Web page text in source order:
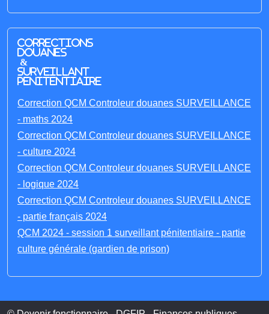
Corrections
Douanes
&
Surveillant
penitentiaire
Correction QCM Controleur douanes SURVEILLANCE
- maths 2024
Correction QCM Controleur douanes SURVEILLANCE
- culture 2024
Correction QCM Controleur douanes SURVEILLANCE
- logique 2024
Correction QCM Controleur douanes SURVEILLANCE
- partie français 2024
QCM 2024 - session 1 surveillant pénitentiaire - partie
culture générale (gardien de prison)